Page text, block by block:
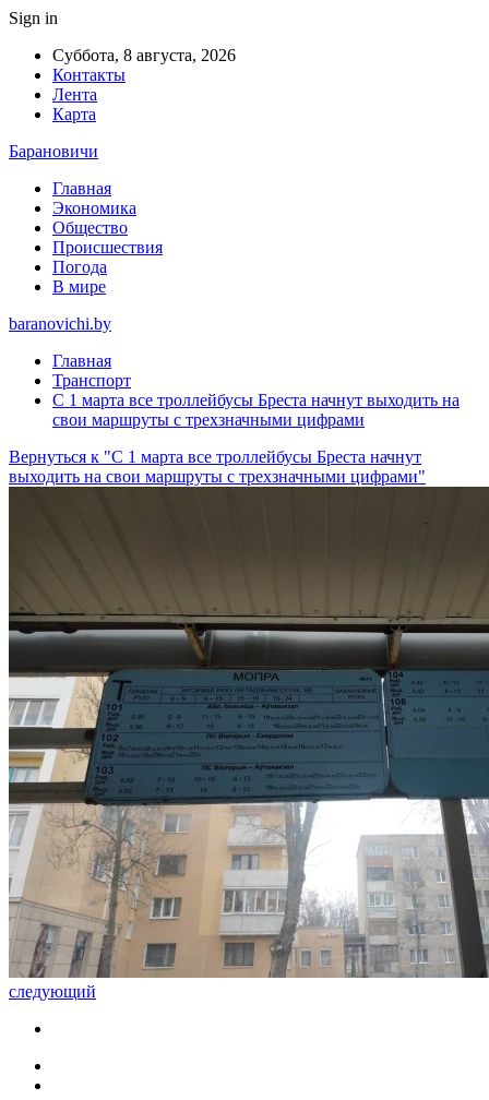
Sign in
Суббота, 8 августа, 2026
Контакты
Лента
Карта
Барановичи
Главная
Экономика
Общество
Происшествия
Погода
В мире
baranovichi.by
Главная
Транспорт
С 1 марта все троллейбусы Бреста начнут выходить на
свои маршруты с трехзначными цифрами
Вернуться к "С 1 марта все троллейбусы Бреста начнут
выходить на свои маршруты с трехзначными цифрами"
следующий